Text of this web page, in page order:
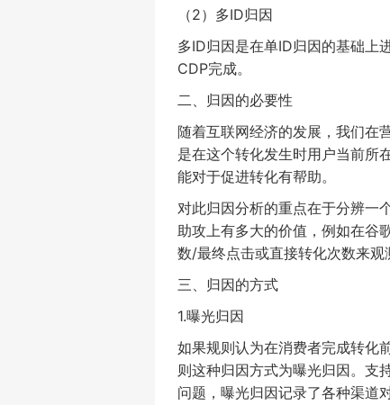
（2）多ID归因
多ID归因是在单ID归因的基础上
CDP完成。
二、归因的必要性
随着互联网经济的发展，我们在
是在这个转化发生时用户当前所
能对于促进转化有帮助。
对此归因分析的重点在于分辨一
助攻上有多大的价值，例如在谷
数/最终点击或直接转化次数来观
三、归因的方式
1.曝光归因
如果规则认为在消费者完成转化
则这种归因方式为曝光归因。支
问题，曝光归因记录了各种渠道